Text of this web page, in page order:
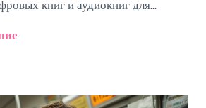
книг и аудиокниг для